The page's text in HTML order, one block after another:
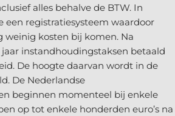
alles behalve de BTW. In
een registratiesysteem waardoor
weinig kosten bij komen. Na
instandhoudingstaksen betaald
De hoogte daarvan wordt in de
De Nederlandse
beginnen momenteel bij enkele
op tot enkele honderden euro’s na